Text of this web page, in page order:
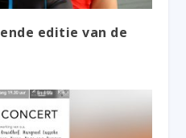
editie van de